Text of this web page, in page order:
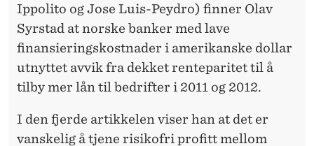
Ippolito og Jose Luis-Peydro) finner Olav
Syrstad at norske banker med lave
finansieringskostnader i amerikanske dollar
utnyttet avvik fra dekket renteparitet til å
tilby mer lån til bedrifter i 2011 og 2012.
I den fjerde artikkelen viser han at det er
vanskelig å tjene risikofri profitt mellom